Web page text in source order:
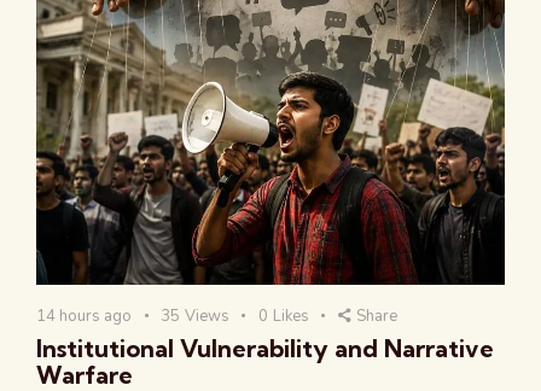
14 hours ago 35 Views 0 Likes Share
Institutional Vulnerability and Narrative
Warfare